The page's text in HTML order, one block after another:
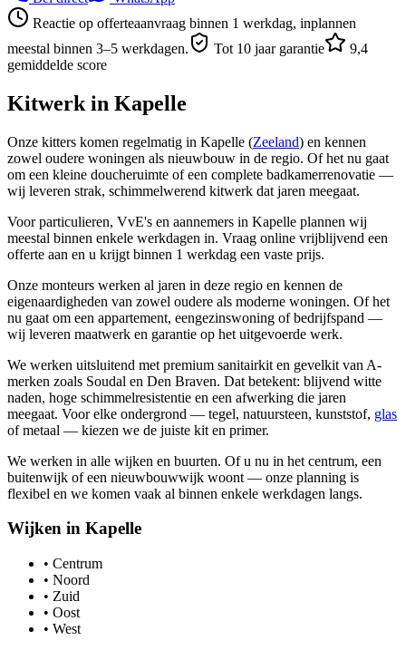
Reactie op offerteaanvraag binnen 1 werkdag, inplannen
meestal binnen 3–5 werkdagen.
Tot 10 jaar garantie
9,4
gemiddelde score
Kitwerk in Kapelle
Onze kitters komen regelmatig in Kapelle (Zeeland) en kennen
zowel oudere woningen als nieuwbouw in de regio. Of het nu gaat
om een kleine doucheruimte of een complete badkamerrenovatie —
wij leveren strak, schimmelwerend kitwerk dat jaren meegaat.
Voor particulieren, VvE's en aannemers in Kapelle plannen wij
meestal binnen enkele werkdagen in. Vraag online vrijblijvend een
offerte aan en u krijgt binnen 1 werkdag een vaste prijs.
Onze monteurs werken al jaren in deze regio en kennen de
eigenaardigheden van zowel oudere als moderne woningen. Of het
nu gaat om een appartement, eengezinswoning of bedrijfspand —
wij leveren maatwerk en garantie op het uitgevoerde werk.
We werken uitsluitend met premium sanitairkit en gevelkit van A-
merken zoals Soudal en Den Braven. Dat betekent: blijvend witte
naden, hoge schimmelresistentie en een afwerking die jaren
meegaat. Voor elke ondergrond — tegel, natuursteen, kunststof, glas
of metaal — kiezen we de juiste kit en primer.
We werken in alle wijken en buurten. Of u nu in het centrum, een
buitenwijk of een nieuwbouwwijk woont — onze planning is
flexibel en we komen vaak al binnen enkele werkdagen langs.
Wijken in Kapelle
• Centrum
• Noord
• Zuid
• Oost
• West